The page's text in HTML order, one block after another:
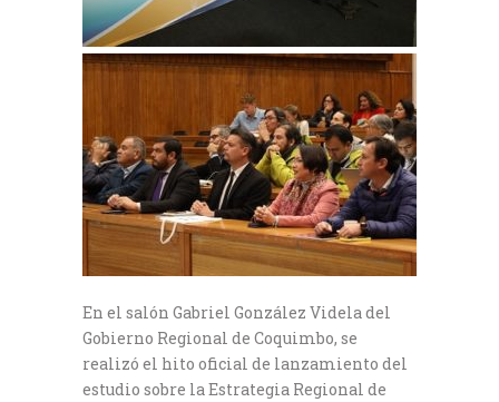
En el salón Gabriel González Videla del
Gobierno Regional de Coquimbo, se
realizó el hito oficial de lanzamiento del
estudio sobre la Estrategia Regional de